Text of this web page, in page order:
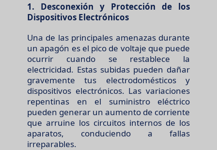
1. Desconexión y Protección de los
Dispositivos Electrónicos
Una de las principales amenazas durante
un apagón es el pico de voltaje que puede
ocurrir cuando se restablece la
electricidad. Estas subidas pueden dañar
gravemente tus electrodomésticos y
dispositivos electrónicos. Las variaciones
repentinas en el suministro eléctrico
pueden generar un aumento de corriente
que arruine los circuitos internos de los
aparatos, conduciendo a fallas
irreparables.